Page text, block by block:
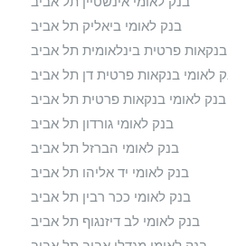
בנק לאומי ביאליק תל אביב
פרטית בינלאומית תל אביב
לאומי בנקאות פרטית דן תל אביב
בנק לאומי בנקאות פרטית תל אביב
בנק לאומי גורדון תל אביב
בנק לאומי הברזל תל אביב
בנק לאומי יד אליהו תל אביב
בנק לאומי ככר רבין תל אביב
בנק לאומי לב דיזנגוף תל אביב